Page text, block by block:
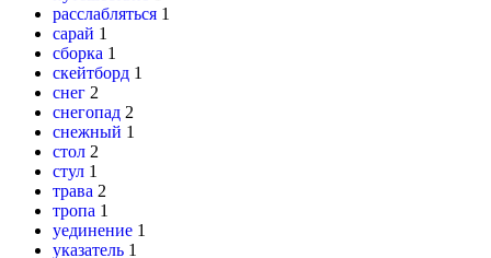
расслабляться 1
сарай 1
сборка 1
скейтборд 1
снег 2
снегопад 2
снежный 1
стол 2
стул 1
трава 2
тропа 1
уединение 1
указатель 1